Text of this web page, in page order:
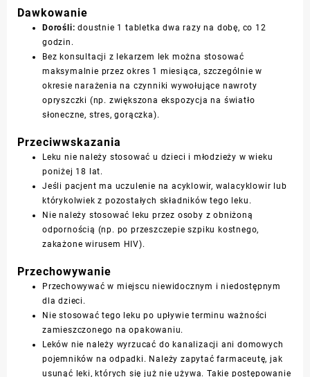
Dawkowanie
Dorośli:doustnie 1 tabletka dwa razy na dobę, co 12
godzin.
Bez konsultacji z lekarzem lek można stosować
maksymalnie przez okres 1 miesiąca, szczególnie w
okresie narażenia na czynniki wywołujące nawroty
opryszczki (np. zwiększona ekspozycja na światło
słoneczne, stres, gorączka).
Przeciwwskazania
Leku nie należy stosować u dzieci i młodzieży w wieku
poniżej 18 lat.
Jeśli pacjent ma uczulenie na acyklowir, walacyklowir lub
którykolwiek z pozostałych składników tego leku.
Nie należy stosować leku przez osoby z obniżoną
odpornością (np. po przeszczepie szpiku kostnego,
zakażone wirusem HIV).
Przechowywanie
Przechowywać w miejscu niewidocznym i niedostępnym
dla dzieci.
Nie stosować tego leku po upływie terminu ważności
zamieszczonego na opakowaniu.
Leków nie należy wyrzucać do kanalizacji ani domowych
pojemników na odpadki. Należy zapytać farmaceutę, jak
usunąć leki, których się już nie używa. Takie postępowanie